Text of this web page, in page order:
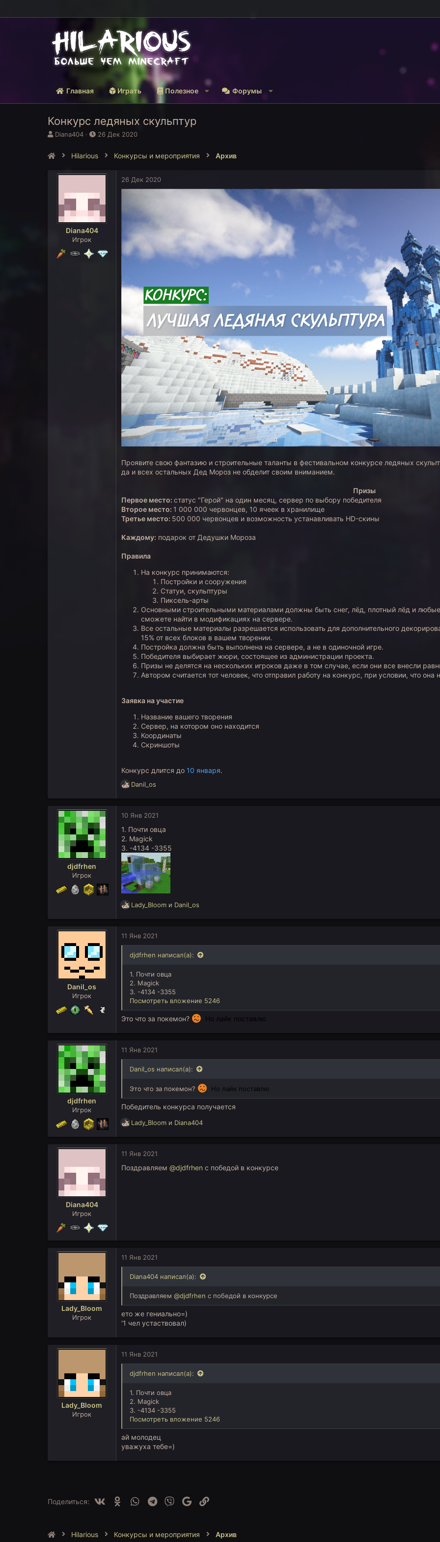
Главная Играть Полезное Форумы
Конкурс ледяных скульптур
А
ы
Diana404
Д
а
л
26 Дек 2020
Hilarious Конкурсы и мероприятия Архив
Diana404
Игрок
26 Дек 2020
Проявите свою фантазию и строительные таланты в фестивальном конкурсе ледяных
да и всех остальных Дед Мороз не обделит своим вниманием.
Призы
Первое место: статус "Герой" на один месяц, сервер по выбору победителя
Второе место: 1 000 000 червонцев, 10 ячеек в хранилище
Третье место: 500 000 червонцев и возможность устанавливать HD-скины
Каждому: подарок от Дедушки Мороза
Правила
На конкурс принимаются:
Постройки и сооружения
Статуи, скульптуры
Пиксель-арты
Основными строительными материалами должны быть снег, лёд, плотный лёд и
сможете найти в модификациях на сервере.
Все остальные материалы разрешается использовать для дополнительного
15% от всех блоков в вашем творении.
Постройка должна быть выполнена на сервере, а не в одиночной игре.
Победителя выбирает жюри, состоящее из администрации проекта.
Призы не делятся на нескольких игроков даже в том случае, если они все внесли
Автором считается тот человек, что отправил работу на конкурс, при условии, что она
Заявка на участие
Название вашего творения
Сервер, на котором оно находится
Координаты
Скриншоты
Конкурс длится до 10 января.
Р
ц
и
и
:
Danil_os
djdfrhen
Игрок
10 Янв 2021
1. Почти овца
2. Magick
3. -4134 -3355
Р
ц
и
Lady_Bloom и Danil_os
Danil_os
Игрок
11 Янв 2021
djdfrhen написал(а):
1. Почти овца
2. Magick
3. -4134 -3355
Посмотреть вложение 5246
Это что за покемон? Но лайк поставлю
djdfrhen
Игрок
11 Янв 2021
Danil_os написал(а):
Это что за покемон? Но лайк поставлю
Победитель конкурса получается
Р
ц
и
Lady_Bloom и Diana404
Diana404
Игрок
11 Янв 2021
Поздравляем @djdfrhen с победой в конкурсе
Lady_Bloom
Игрок
11 Янв 2021
Diana404 написал(а):
Поздравляем @djdfrhen с победой в конкурсе
ето же гениально=)
'1 чел устаствовал)
Lady_Bloom
Игрок
11 Янв 2021
djdfrhen написал(а):
1. Почти овца
2. Magick
3. -4134 -3355
Посмотреть вложение 5246
ай молодец
уважуха тебе=)
Поделиться: Ok WhatsAppTelegram
Viber Google
Hilarious Конкурсы и мероприятия Архив